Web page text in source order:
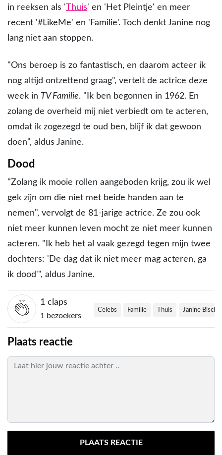
in reeksen als 'Thuis' en 'Het Pleintje' en meer
recent '#LikeMe' en 'Familie'. Toch denkt Janine nog
lang niet aan stoppen.
"Ons beroep is zo fantastisch, en daarom acteer ik
nog altijd ontzettend graag", vertelt de actrice deze
week in TV Familie. "Ik ben begonnen in 1962. En
zolang de overheid mij niet verbiedt om te acteren,
omdat ik zogezegd te oud ben, blijf ik dat gewoon
doen", aldus Janine.
Dood
"Zolang ik mooie rollen aangeboden krijg, zou ik wel
gek zijn om die niet met beide handen aan te
nemen", vervolgt de 81-jarige actrice. Ze zou ook
niet meer kunnen leven mocht ze niet meer kunnen
acteren. "Ik heb het al vaak gezegd tegen mijn twee
dochters: 'De dag dat ik niet meer mag acteren, ga
ik dood'", aldus Janine.
1 claps
1 bezoekers
Celebs Familie Thuis Janine
Plaats reactie
PLAATS REACTIE